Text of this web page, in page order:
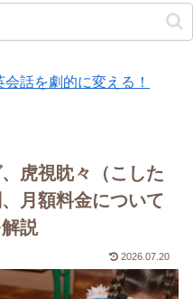
話を劇的に変える！
虎視眈々（こした
月額料金について
説
2026.07.20